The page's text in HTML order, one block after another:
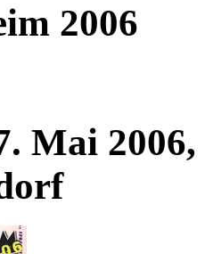
2006
Mai